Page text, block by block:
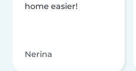
home easier!
Nerina